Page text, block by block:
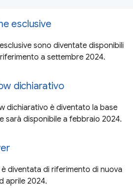
esclusive
sono diventate disponibili
a settembre 2024.
dichiarativo
dichiarativo è diventato la base
sarà disponibile a febbraio 2024.
è diventata di riferimento di nuova
aprile 2024.